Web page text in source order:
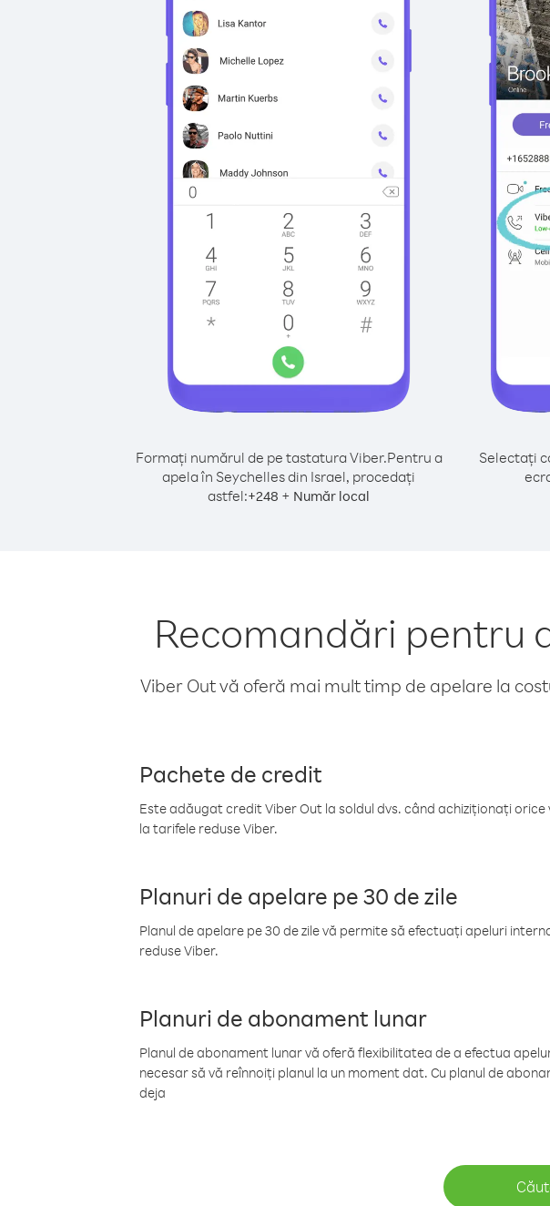
Formați numărul de pe tastatura Viber.Pentru a
apela în Seychelles din Israel, procedați
astfel:+248 + Număr local
Selectați
Recomandări pentru
Viber Out vă oferă mai mult timp de apelare la
Pachete de credit
Este adăugat credit Viber Out la soldul dvs. când achiziționați
la tarifele reduse Viber.
Planuri de apelare pe 30 de zile
Planul de apelare pe 30 de zile vă permite să efectuați apeluri
reduse Viber.
Planuri de abonament lunar
Planul de abonament lunar vă oferă flexibilitatea de a efectua
necesar să vă reînnoiți planul la un moment dat. Cu planul de
deja